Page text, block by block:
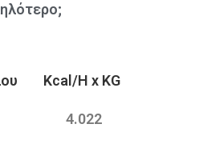
Kcal/H x KG
4.022